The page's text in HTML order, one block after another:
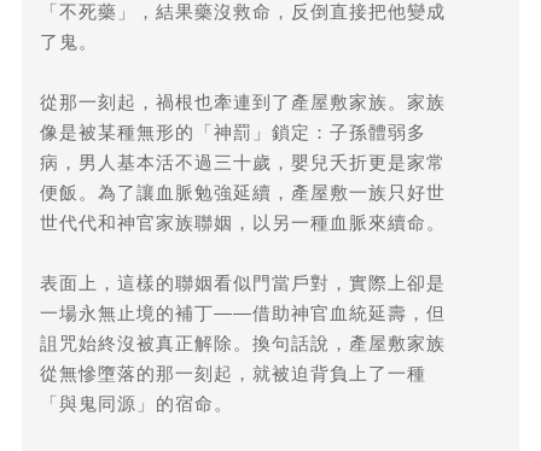
「不死藥」，結果藥沒救命，反倒直接把他變成
了鬼。
從那一刻起，禍根也牽連到了產屋敷家族。家族
像是被某種無形的「神罰」鎖定：子孫體弱多
病，男人基本活不過三十歲，嬰兒夭折更是家常
便飯。為了讓血脈勉強延續，產屋敷一族只好世
世代代和神官家族聯姻，以另一種血脈來續命。
表面上，這樣的聯姻看似門當戶對，實際上卻是
一場永無止境的補丁——借助神官血統延壽，但
詛咒始終沒被真正解除。換句話說，產屋敷家族
從無慘墮落的那一刻起，就被迫背負上了一種
「與鬼同源」的宿命。